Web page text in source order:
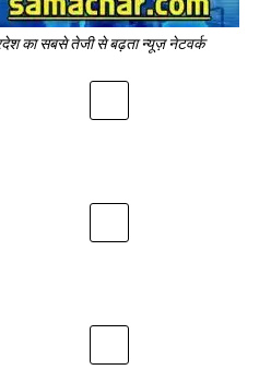
का सबसे तेजी से बढ़ता न्यूज़ नेटवर्क